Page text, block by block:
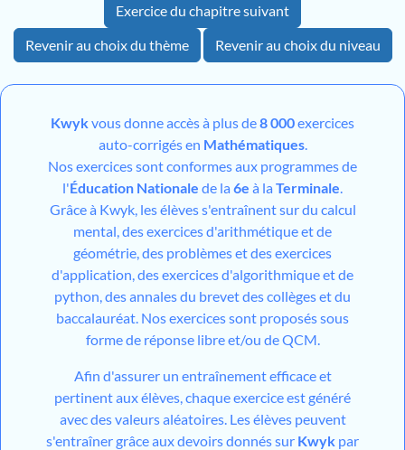
Exercice du chapitre suivant
Revenir au choix du thème
Revenir au choix du niveau
Kwykvous donne accès à plus de8 000exercices
auto-corrigés en Mathématiques.
Nos exercices sont conformes aux programmes de
l'Éducation Nationale de la 6e à la Terminale
Grâce à Kwyk, les élèves s'entraînent sur du calcul
mental, des exercices d'arithmétique et de
géométrie, des problèmes et des exercices
d'application, des exercices d'algorithmique et de
python, des annales du brevet des collèges et du
baccalauréat. Nos exercices sont proposés sous
forme de réponse libre et/ou de QCM.
Afin d'assurer un entraînement efficace et
pertinent aux élèves, chaque exercice est généré
avec des valeurs aléatoires. Les élèves peuvent
s'entraîner grâce aux devoirs donnés sur Kwyk par